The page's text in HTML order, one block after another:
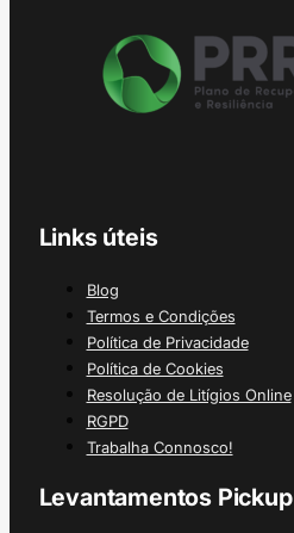
Links úteis
Blog
Termos e Condições
Política de Privacidade
Política de Cookies
Resolução de Litígios Online
RGPD
Trabalha Connosco!
Levantamentos Pickup